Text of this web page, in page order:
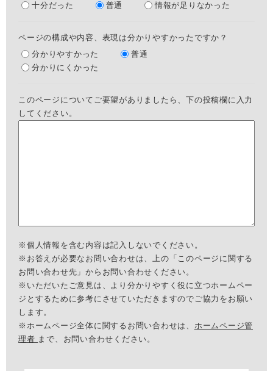
十分だった
普通 情報が足りなかった
ページの構成や内容、表現は分かりやすかったですか？
分かりやすかった
普通
分かりにくかった
このページについてご要望がありましたら、下の投稿欄に入力
してください。
※個人情報を含む内容は記入しないでください。
※お答えが必要なお問い合わせは、上の「このページに関する
お問い合わせ先」からお問い合わせください。
※いただいたご意見は、より分かりやすく役に立つホームペー
ジとするために参考にさせていただきますのでご協力をお願い
します。
※ホームページ全体に関するお問い合わせは、 ホームページ管
理者 まで、お問い合わせください。